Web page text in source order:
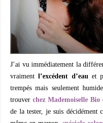
J’ai vu immédiatement la
vraimentl’excédent d’eau et
trempés mais seulement
trouver chez Mademoiselle Bio
de la tester, je suis décidément